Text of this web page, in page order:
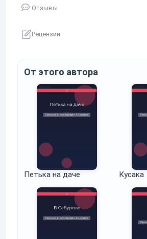
Отзывы
Рецензии
От этого автора
Петька на даче Кусака